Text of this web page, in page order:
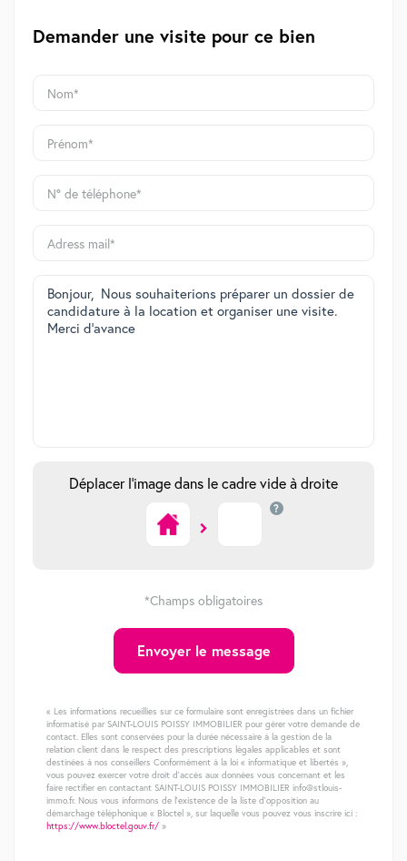
Demander une visite pour ce bien
Déplacer l'image dans le cadre vide à droite
?
*Champs obligatoires
Envoyer le message
« Les informations recueillies sur ce formulaire sont enregistrées dans un fichier
informatisé par SAINT-LOUIS POISSY IMMOBILIER pour gérer votre demande de
contact. Elles sont conservées pour la durée nécessaire à la gestion de la
relation client dans le respect des prescriptions légales applicables et sont
destinées à nos conseillers Conformément à la loi « informatique et libertés »,
vous pouvez exercer votre droit d'accès aux données vous concernant et les
faire rectifier en contactant SAINT-LOUIS POISSY IMMOBILIER info@stlouis-
immo.fr. Nous vous informons de l'existence de la liste d'opposition au
démarchage téléphonique « Bloctel », sur laquelle vous pouvez vous inscrire ici :
https://www.bloctel.gouv.fr/ »